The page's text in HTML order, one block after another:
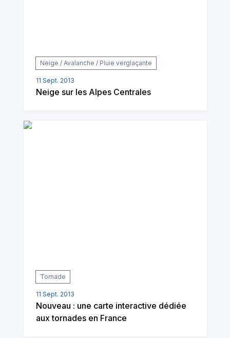
Neige / Avalanche / Pluie verglaçante
11 Sept. 2013
Neige sur les Alpes Centrales
Tornade
11 Sept. 2013
Nouveau : une carte interactive dédiée
aux tornades en France